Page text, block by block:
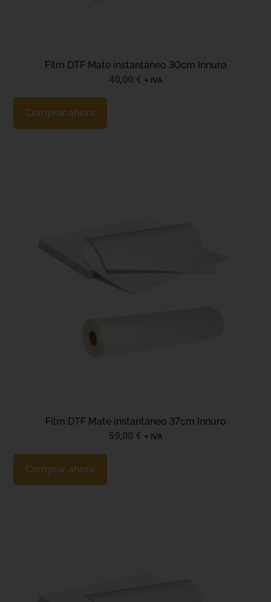
Film DTF Mate instantáneo 30cm Innuro
40,00 € + IVA
Comprar ahora
Film DTF Mate instantáneo 37cm Innuro
59,00 € + IVA
Comprar ahora